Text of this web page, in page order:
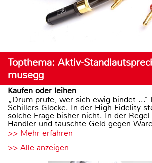
Topthema: Aktiv-
musegg
Kaufen oder leihen
„Drum prüfe, wer sich ewig bindet ...“
Schillers Glocke. In der High Fidelity
solche Frage bisher nicht. In der
Händler und tauschte Geld gegen
>> Mehr erfahren
>> Alle anzeigen